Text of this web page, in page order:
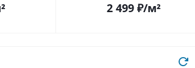
2 499 ₽/м²